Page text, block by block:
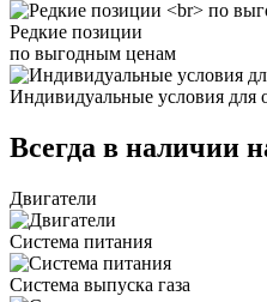
Редкие позиции
по выгодным ценам
Индивидуальные условия для
Всегда в наличии
Двигатели
Система питания
Система выпуска газа